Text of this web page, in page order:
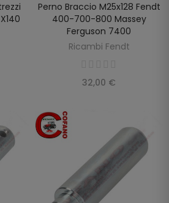
AGGIUNGI AL CARRELLO
Perno Braccio M25x128 Fendt
400-700-800 Massey
Ferguson 7400
Ricambi Fendt
32,00 €